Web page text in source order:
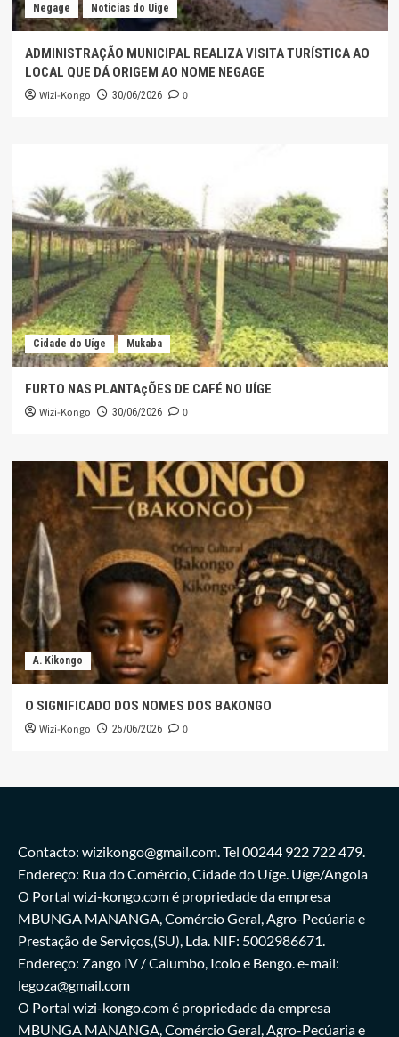
Negage Noticias do Uige
ADMINISTRAÇÃO MUNICIPAL REALIZA VISITA TURÍSTICA AO
LOCAL QUE DÁ ORIGEM AO NOME NEGAGE
Wizi-Kongo 30/06/2026 0
Cidade do Uíge Mukaba
FURTO NAS PLANTAçÕES DE CAFÉ NO UÍGE
Wizi-Kongo 30/06/2026 0
A. Kikongo
O SIGNIFICADO DOS NOMES DOS BAKONGO
Wizi-Kongo 25/06/2026 0
Contacto: wizikongo@gmail.com. Tel 00244 922 722 479.
Endereço: Rua do Comércio, Cidade do Uíge. Uíge/Angola
O Portal wizi-kongo.com é propriedade da empresa
MBUNGA MANANGA, Comércio Geral, Agro-Pecúaria e
Prestação de Serviços,(SU), Lda. NIF: 5002986671.
Endereço: Zango IV / Calumbo, Icolo e Bengo. e-mail:
legoza@gmail.com
O Portal wizi-kongo.com é propriedade da empresa
MBUNGA MANANGA, Comércio Geral, Agro-Pecúaria e